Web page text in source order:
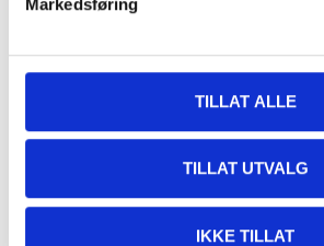
TILLAT ALLE
TILLAT UTVALG
IKKE TILLAT
Pay & Collect in your local store
Other customers